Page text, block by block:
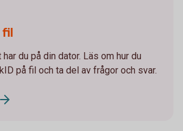
fil
du på din dator. Läs om hur du
på fil och ta del av frågor och svar.